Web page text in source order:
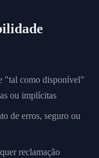
"tal como disponível"
ou implícitas
de erros, seguro ou
reclamação